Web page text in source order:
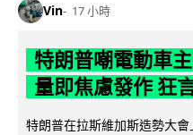
Vin 17 小時
特朗普嘲電動車
量即焦慮發作 狂
特朗普在拉斯維加斯造勢大